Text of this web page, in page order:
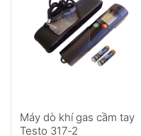
Máy dò khí gas cầm tay
Testo 317-2